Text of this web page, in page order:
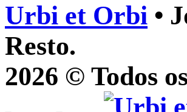
Urbi et Orbi •
Resto.
2026 © Todos